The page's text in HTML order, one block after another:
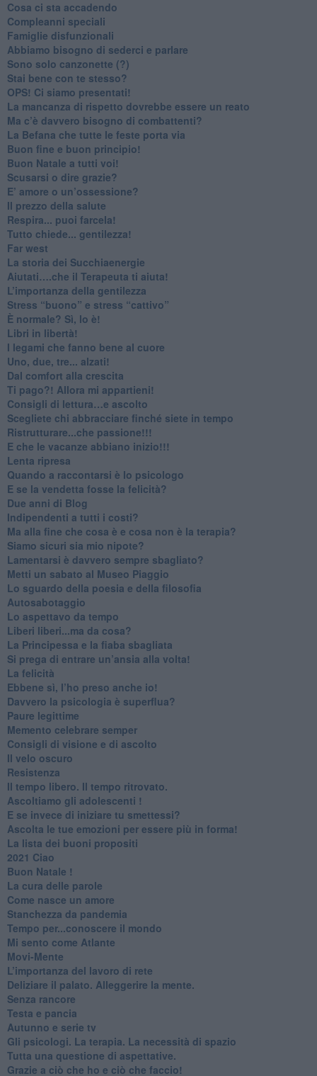
​Cosa ci sta accadendo
​Compleanni speciali
​Famiglie disfunzionali
​Abbiamo bisogno di sederci e parlare
Sono solo canzonette (?)
​Stai bene con te stesso?
​OPS! Ci siamo presentati!
​La mancanza di rispetto dovrebbe essere un reato
​Ma c’è davvero bisogno di combattenti?
​La Befana che tutte le feste porta via
Buon fine e buon principio!
​Buon Natale a tutti voi!
​Scusarsi o dire grazie?
​E’ amore o un’ossessione?
​Il prezzo della salute
​Respira... puoi farcela!
​Tutto chiede... gentilezza!
​Far west
​La storia dei Succhiaenergie
​Aiutati….che il Terapeuta ti aiuta!
​L’importanza della gentilezza
​Stress “buono” e stress “cattivo”
​È normale? Sì, lo è!
​Libri in libertà!
​I legami che fanno bene al cuore
Uno, due, tre... alzati!​
​Dal comfort alla crescita
​Ti pago?! Allora mi appartieni!​
​Consigli di lettura…e ascolto
​Scegliete chi abbracciare finché siete in tempo
​Ristrutturare...che passione!!!
​E che le vacanze abbiano inizio!!!
​Lenta ripresa
​Quando a raccontarsi è lo psicologo
​E se la vendetta fosse la felicità?
​Due anni di Blog
​Indipendenti a tutti i costi?
​Ma alla fine che cosa è e cosa non è la terapia?
​Siamo sicuri sia mio nipote?
​Lamentarsi è davvero sempre sbagliato?
​Metti un sabato al Museo Piaggio
​Lo sguardo della poesia e della filosofia
Autosabotaggio
​Lo aspettavo da tempo
​Liberi liberi...ma da cosa?
​La Principessa e la fiaba sbagliata
Si prega di entrare un’ansia alla volta!
​La felicità
​Ebbene sì, l’ho preso anche io!
​Davvero la psicologia è superflua?
Paure legittime
​Memento celebrare semper
​Consigli di visione e di ascolto
​Il velo oscuro
Resistenza
​Il tempo libero. Il tempo ritrovato.
Ascoltiamo gli adolescenti !
​E se invece di iniziare tu smettessi?
​Ascolta le tue emozioni per essere più in forma!
​La lista dei buoni propositi
2021 Ciao
Buon Natale !
​La cura delle parole
​Come nasce un amore
Stanchezza da pandemia
​Tempo per...conoscere il mondo
​Mi sento come Atlante
​Movi-Mente
​L’importanza del lavoro di rete
​Deliziare il palato. Alleggerire la mente.
​Senza rancore
​Testa e pancia
​Autunno e serie tv
​Gli psicologi. La terapia. La necessità di spazio
​Tutta una questione di aspettative.
​Grazie a ciò che ho e ciò che faccio!